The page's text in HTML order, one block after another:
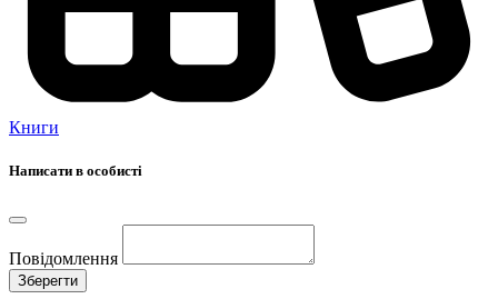
Книги
Написати в особисті
Повідомлення
Зберегти